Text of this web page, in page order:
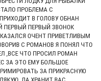
ПРОБЛЕМА С
В ГОЛОВУ ОБНАН
ПЕРВЫЙ ПЕРВЫЙ ЗВОНОК
ОЧЕНТ ПРИВЕТЛИВЫМ
С РОМАНОВ Я ПОНЯЛ ЧТО
,ВСЕ ЧТО ПРОСИЛ РОМАН
ЗА ЭТО ЕМУ БОЛЬШОЕ
ЗА ПРИКРАСНУЮ